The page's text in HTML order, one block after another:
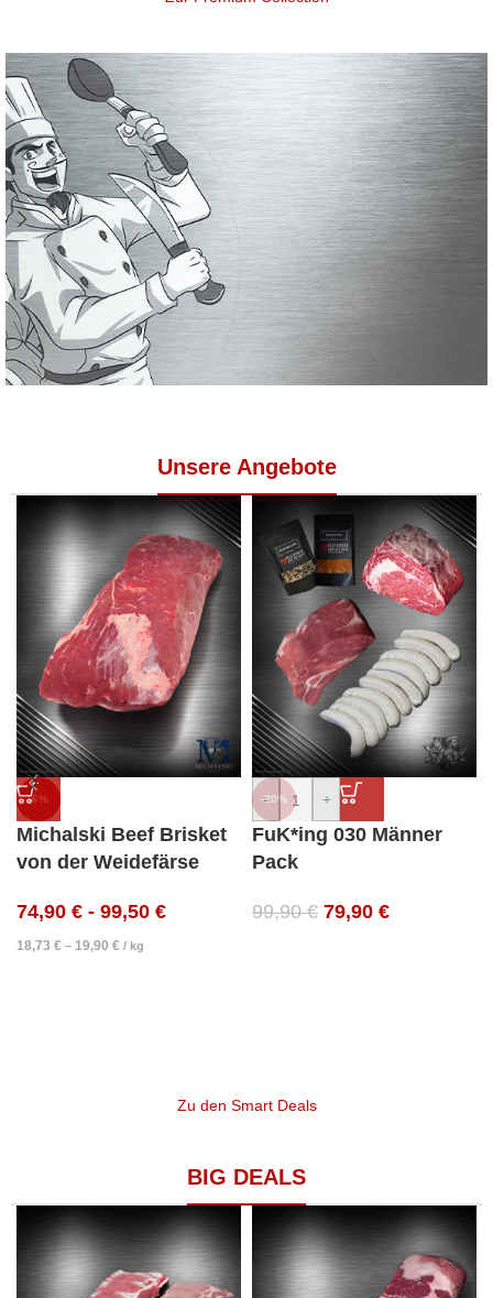
Fleisch für jeden Tag.
Hier Erleben
Unsere Angebote
-6%
Michalski Beef Brisket
von der Weidefärse
74,90 € - 99,50 €
18,73 € – 19,90 € / kg
-20%
- +
FuK*ing 030 Männer
Pack
99,90€ 79,90 €
Zu den Smart Deals
BIG DEALS